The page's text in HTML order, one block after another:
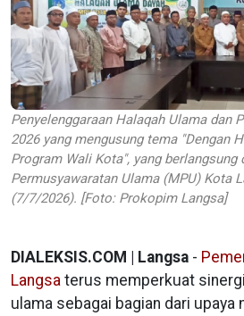
Penyelenggaraan Halaqah Ulama dan
2026 yang mengusung tema "Dengan
Program Wali Kota", yang
Permusyawaratan Ulama (MPU) Kota
(7/7/2026). [Foto: Prokopim Langsa]
DIALEKSIS.COM | Langsa -
Langsa terus memperkuat
ulama sebagai bagian dari upaya